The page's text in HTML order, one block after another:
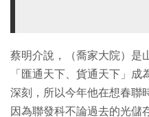
蔡明介說，（喬家大院）是
「匯通天下、貨通天下」
深刻，所以今年他在想春聯
因為聯發科不論過去的光儲